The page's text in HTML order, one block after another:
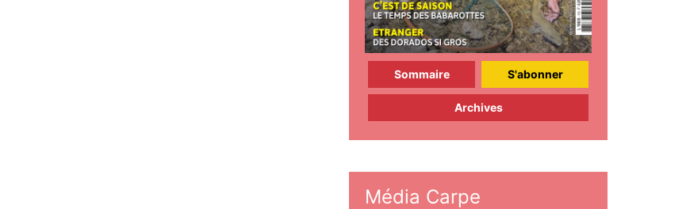
Sommaire S'abonner
Archives
Média Carpe